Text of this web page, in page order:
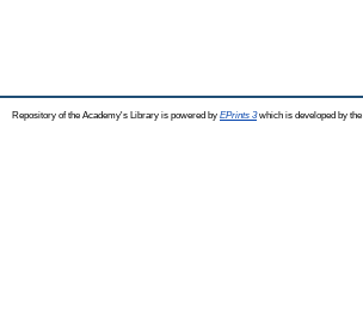
Repository of the Academy's Library is powered by EPrints 3which is developed by the